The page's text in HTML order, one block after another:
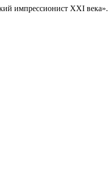
импрессионист XXI века».